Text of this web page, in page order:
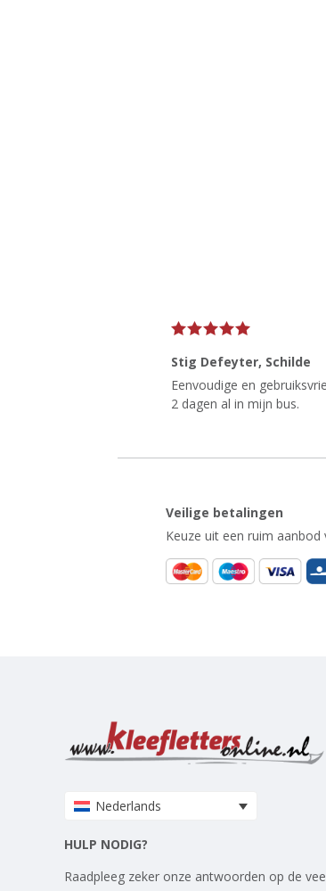
Stig Defeyter, Schilde
Eenvoudige en
2 dagen al in mijn bus.
Veilige betalingen
Keuze uit een ruim aanbod
Nederlands
HULP NODIG?
Raadpleeg zeker onze antwoorden op de